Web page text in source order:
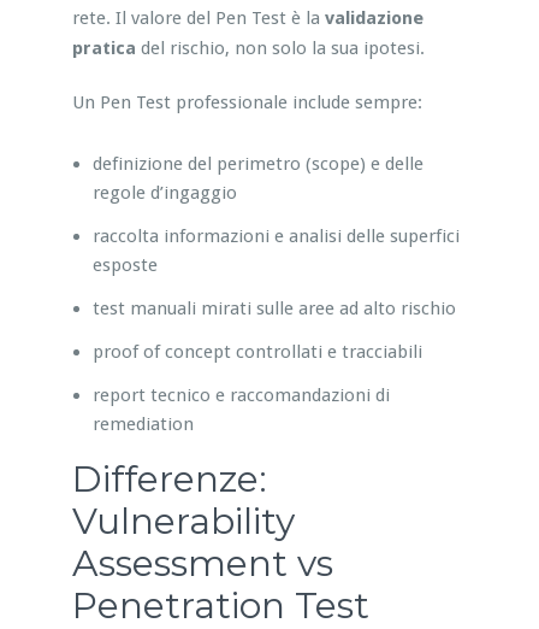
rete. Il valore del Pen Test è la validazione
pratica del rischio, non solo la sua ipotesi.
Un Pen Test professionale include sempre:
definizione del perimetro (scope) e delle
regole d’ingaggio
raccolta informazioni e analisi delle superfici
esposte
test manuali mirati sulle aree ad alto rischio
proof of concept controllati e tracciabili
report tecnico e raccomandazioni di
remediation
Differenze:
Vulnerability
Assessment vs
Penetration Test